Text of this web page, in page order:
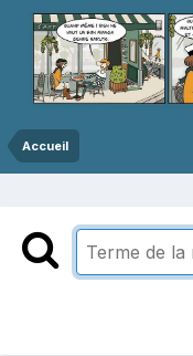
Accueil